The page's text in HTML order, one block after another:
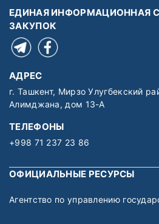
ЕДИНАЯ ИНФОРМАЦИОННАЯ
ЗАКУПОК
АДРЕС
г. Ташкент, Мирзо Улугбекский
Алимджана, дом 13-А
ТЕЛЕФОНЫ
+998 71 237 23 86
ОФИЦИАЛЬНЫЕ РЕСУРСЫ
Агентство по управлению